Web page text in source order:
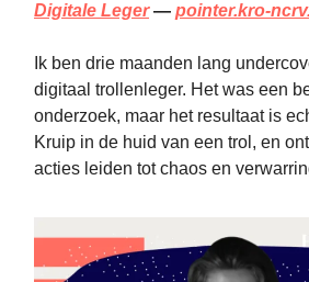
Digitale Leger— pointer.kro-
Ik ben drie maanden lang
digitaal trollenleger. Het was een
onderzoek, maar het resultaat is
Kruip in de huid van een trol, en
acties leiden tot chaos en